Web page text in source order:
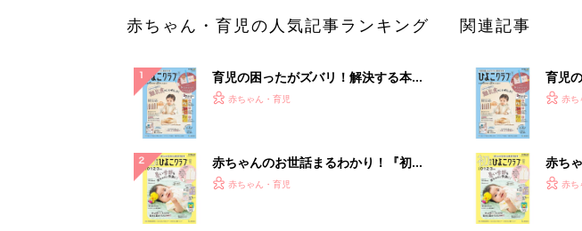
PR（Blue Lab）
ランキングをもっと見る